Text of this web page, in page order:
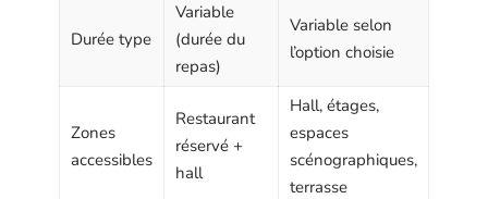
Durée type
Variable
(durée du
repas)
Variable selon
l’option choisie
Zones
accessibles
Restaurant
réservé +
hall
Hall, étages,
espaces
scénographiques,
terrasse